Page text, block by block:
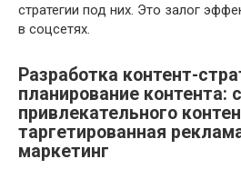
стратегии под них. Это залог
в соцсетях.
Разработка контент-
планирование контента:
привлекательного
таргетированная
маркетинг